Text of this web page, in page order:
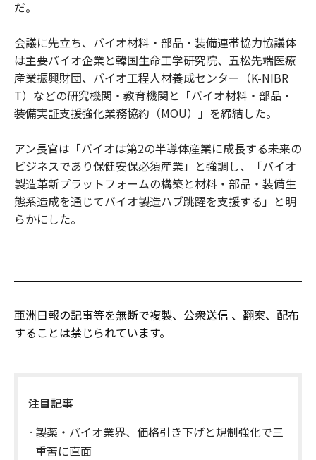
だ。
会議に先立ち、バイオ材料・部品・装備連帯協力協議体
は主要バイオ企業と韓国生命工学研究院、五松先端医療
産業振興財団、バイオ工程人材養成センター（K-NIBR
T）などの研究機関・教育機関と「バイオ材料・部品・
装備実証支援強化業務協約（MOU）」を締結した。
アン長官は「バイオは第2の半導体産業に成長する未来の
ビジネスであり保健安保必須産業」と強調し、「バイオ
製造革新プラットフォームの構築と材料・部品・装備生
態系造成を通じてバイオ製造ハブ跳躍を支援する」と明
らかにした。
亜洲日報の記事等を無断で複製、公衆送信 、翻案、配布
することは禁じられています。
注目記事
製薬・バイオ業界、価格引き下げと規制強化で三
重苦に直面